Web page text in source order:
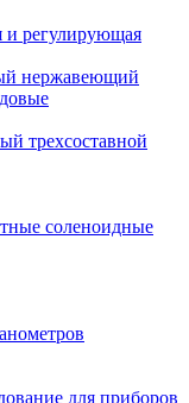
и регулирующая
нержавеющий
трехсоставной
соленоидные
для приборов